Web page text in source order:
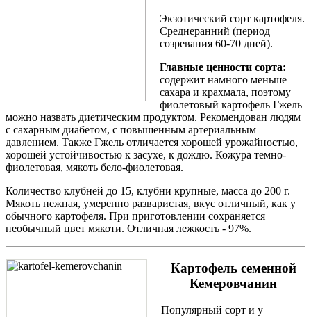
Экзотический сорт картофеля.
Среднеранний (период
созревания 60-70 дней).
Главные ценности сорта:
содержит намного меньше
сахара и крахмала, поэтому
фиолетовый картофель Гжель
можно назвать диетическим продуктом. Рекомендован людям
с сахарным диабетом, с повышенным артериальным
давлением. Также Гжель отличается хорошей урожайностью,
хорошей устойчивостью к засухе, к дождю. Кожура темно-
фиолетовая, мякоть бело-фиолетовая.
Количество клубней до 15, клубни крупные, масса до 200 г.
Мякоть нежная, умеренно разваристая, вкус отличный, как у
обычного картофеля. При приготовлении сохраняется
необычный цвет мякоти. Отличная лежкость - 97%.
Картофель семенной
Кемеровчанин
Популярный сорт и у